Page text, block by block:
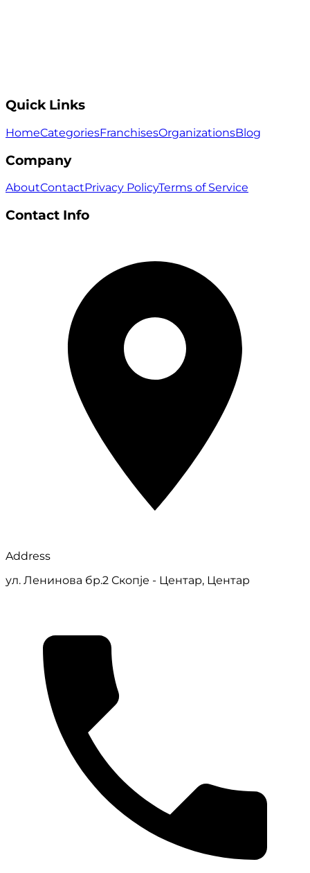
Quick Links
HomeCategoriesFranchisesOrganizationsBlog
Company
AboutContactPrivacy PolicyTerms of Service
Contact Info
Address
ул. Ленинова бр.2 Скопје - Центар, Центар